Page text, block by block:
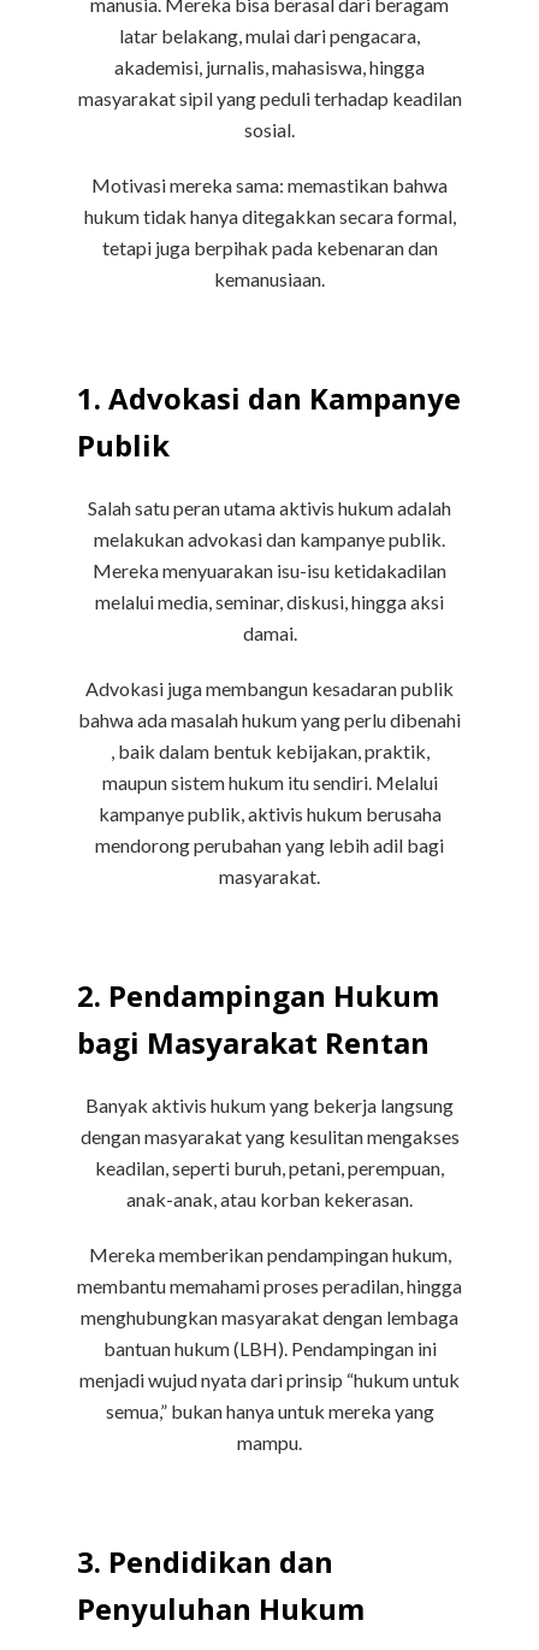
latar belakang, mulai dari pengacara,
akademisi, jurnalis, mahasiswa, hingga
masyarakat sipil yang peduli terhadap keadilan
sosial.
Motivasi mereka sama: memastikan bahwa
hukum tidak hanya ditegakkan secara formal,
tetapi juga berpihak pada kebenaran dan
kemanusiaan.
1. Advokasi dan Kampanye
Publik
Salah satu peran utama aktivis hukum adalah
melakukan advokasi dan kampanye publik.
Mereka menyuarakan isu-isu ketidakadilan
melalui media, seminar, diskusi, hingga aksi
damai.
Advokasi juga membangun kesadaran publik
bahwa ada masalah hukum yang perlu dibenahi
, baik dalam bentuk kebijakan, praktik,
maupun sistem hukum itu sendiri. Melalui
kampanye publik, aktivis hukum berusaha
mendorong perubahan yang lebih adil bagi
masyarakat.
2. Pendampingan Hukum
bagi Masyarakat Rentan
Banyak aktivis hukum yang bekerja langsung
dengan masyarakat yang kesulitan mengakses
keadilan, seperti buruh, petani, perempuan,
anak-anak, atau korban kekerasan.
Mereka memberikan pendampingan hukum,
membantu memahami proses peradilan, hingga
menghubungkan masyarakat dengan lembaga
bantuan hukum (LBH). Pendampingan ini
menjadi wujud nyata dari prinsip “hukum untuk
semua,” bukan hanya untuk mereka yang
mampu.
3. Pendidikan dan
Penyuluhan Hukum